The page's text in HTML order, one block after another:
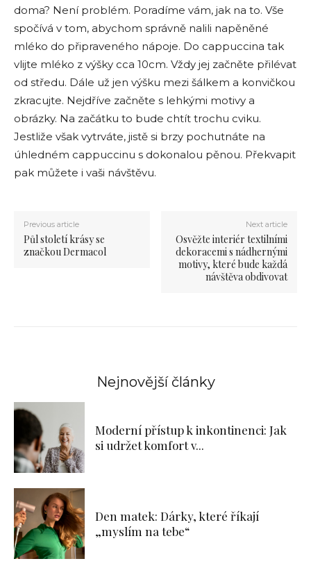
doma? Není problém. Poradíme vám, jak na to. Vše
spočívá v tom, abychom správně nalili napěněné
mléko do připraveného nápoje. Do cappuccina tak
vlijte mléko z výšky cca 10cm. Vždy jej začněte přilévat
od středu. Dále už jen výšku mezi šálkem a konvičkou
zkracujte. Nejdříve začněte s lehkými motivy a
obrázky. Na začátku to bude chtít trochu cviku.
Jestliže však vytrváte, jistě si brzy pochutnáte na
úhledném cappuccinu s dokonalou pěnou. Překvapit
pak můžete i vaši návštěvu.
Previous article
Půl století krásy se
značkou Dermacol
Next article
Osvěžte interiér textilními
dekoracemi s nádhernými
motivy, které bude každá
návštěva obdivovat
Nejnovější články
Moderní přístup k inkontinenci: Jak
si udržet komfort v...
Den matek: Dárky, které říkají
„myslím na tebe“